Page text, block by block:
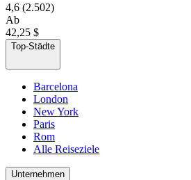
4,6 (2.502)
Ab
42,25 $
Top-Städte
Barcelona
London
New York
Paris
Rom
Alle Reiseziele
Unternehmen